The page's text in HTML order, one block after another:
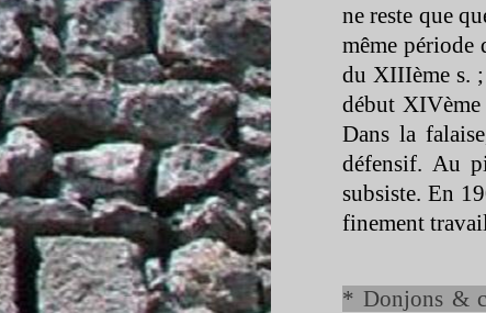
ne reste que
même période
du XIIIème s.
début
Dans la
défensif. Au
subsiste. En
finement
* Donjons &